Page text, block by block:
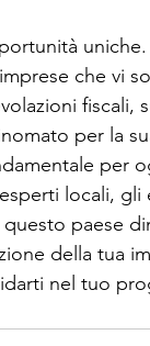
uniche.
che vi
fiscali,
per la
per
locali, gli
paese
della tua
nel tuo